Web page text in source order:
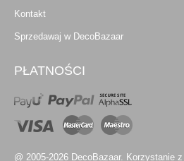
Kontakt
Sprzedawaj w DecoBazaar
PŁATNOŚCI
@ 2005-2026 DecoBazaar. Korzystanie